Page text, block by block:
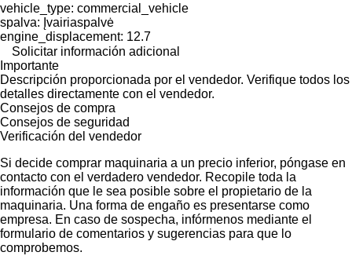
vehicle_type: commercial_vehicle
spalva: Įvairiaspalvė
engine_displacement: 12.7
Solicitar información adicional
Importante
Descripción proporcionada por el vendedor. Verifique todos los
detalles directamente con el vendedor.
Consejos de compra
Consejos de seguridad
Verificación del vendedor
Si decide comprar maquinaria a un precio inferior, póngase en
contacto con el verdadero vendedor. Recopile toda la
información que le sea posible sobre el propietario de la
maquinaria. Una forma de engaño es presentarse como
empresa. En caso de sospecha, infórmenos mediante el
formulario de comentarios y sugerencias para que lo
comprobemos.